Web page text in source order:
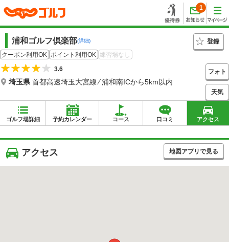
1
浦和ゴルフ倶楽部(詳細)
登録
クーポン利用OK ポイント利用OK 練習場なし
3.6
埼玉県 首都高速埼玉大宮線 ⁄ 浦和南ICから5km以内
フォト
天気
ゴルフ場詳細 予約カレンダー コース 口コミ アクセス
アクセス 地図アプリで見る